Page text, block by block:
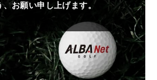
お願い申し上げます。